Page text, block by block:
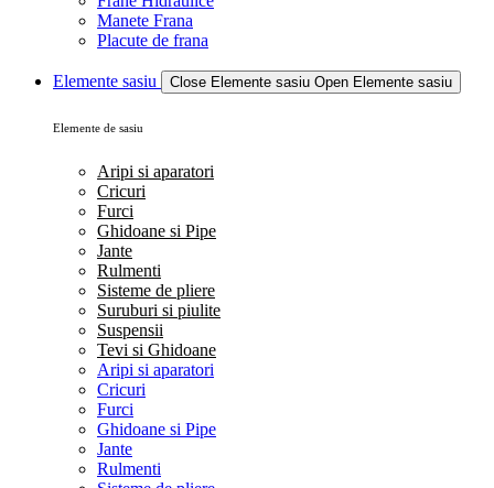
Manete Frana
Placute de frana
Elemente sasiu Close Elemente sasiu Open Elemente sasiu
Elemente de sasiu
Aripi si aparatori
Cricuri
Furci
Ghidoane si Pipe
Jante
Rulmenti
Sisteme de pliere
Suruburi si piulite
Suspensii
Tevi si Ghidoane
Aripi si aparatori
Cricuri
Furci
Ghidoane si Pipe
Jante
Rulmenti